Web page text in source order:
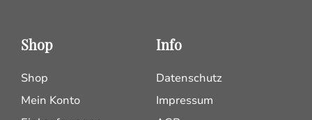
Shop
Shop
Mein Konto
Info
Datenschutz
Impressum